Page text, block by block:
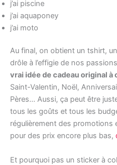
j’ai piscine
j’ai aquaponey
j’ai moto
Au final, on obtient un tshirt,
drôle à l’effigie de nos
vrai idée de cadeau original à
Saint-Valentin, Noël,
Pères… Aussi, ça peut être
tous les goûts et tous les
régulièrement des promotions
pour des prix encore plus bas,
Et pourquoi pas un sticker à